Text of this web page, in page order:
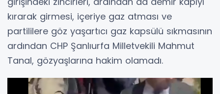
kırarak girmesi, içeriye gaz atması ve
partililere göz yaşartıcı gaz kapsülü sıkmasının
ardından CHP Şanlıurfa Milletvekili Mahmut
Tanal, gözyaşlarına hakim olamadı.